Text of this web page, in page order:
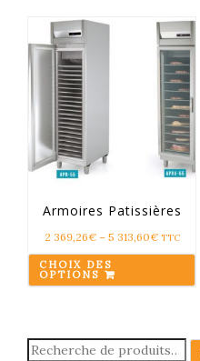
Armoires Patissières
2 369,26€– 5 313,60€ TTC
CHOIX DES
OPTIONS
Recherche